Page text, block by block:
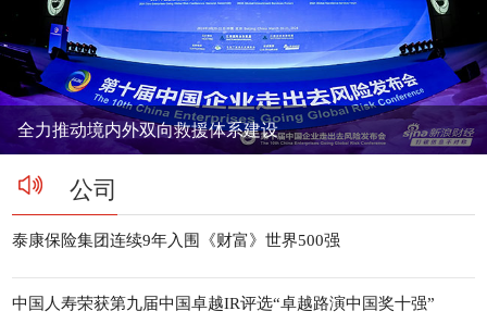
全力推动境内外双向救援体系建设
公司
泰康保险集团连续9年入围《财富》世界500强
中国人寿荣获第九届中国卓越IR评选“卓越路演中国奖十强”